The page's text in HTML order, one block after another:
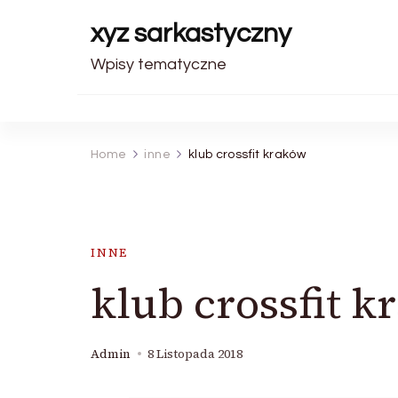
xyz sarkastyczny
Wpisy tematyczne
Home inne klub crossfit kraków
INNE
klub crossfit
Admin 8 Listopada 2018